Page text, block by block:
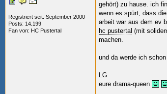
Registriert seit: September 2000
Posts: 14.199
Fan von: HC Pustertal
gehört) zu hause. ich
wenn es spürt, dass
arbeit war aus dem ev
hc pustertal (mit
machen.
und da werde ich
LG
eure drama-queen